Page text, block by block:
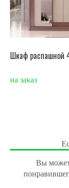
Шкаф распашной
на заказ
Вы